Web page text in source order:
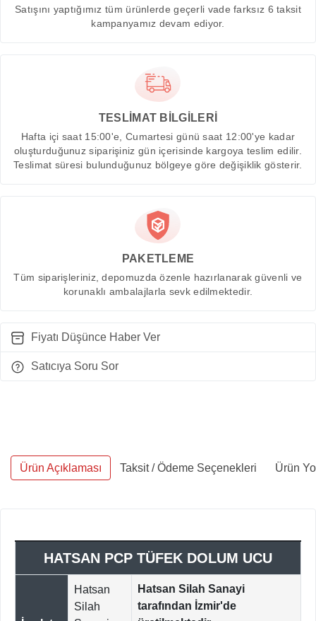
Satışını yaptığımız tüm ürünlerde geçerli vade farksız 6 taksit
kampanyamız devam ediyor.
TESLİMAT BİLGİLERİ
Hafta içi saat 15:00'e, Cumartesi günü saat 12:00'ye kadar
oluşturduğunuz siparişiniz gün içerisinde kargoya teslim edilir.
Teslimat süresi bulunduğunuz bölgeye göre değişiklik gösterir.
PAKETLEME
Tüm siparişleriniz, depomuzda özenle hazırlanarak güvenli ve
korunaklı ambalajlarla sevk edilmektedir.
Fiyatı Düşünce Haber Ver
Satıcıya Soru Sor
Ürün Açıklaması Taksit / Ödeme Seçenekleri Ürün
HATSAN PCP TÜFEK DOLUM UCU
Hatsan
Silah
Hatsan Silah Sanayi
tarafından İzmir'de